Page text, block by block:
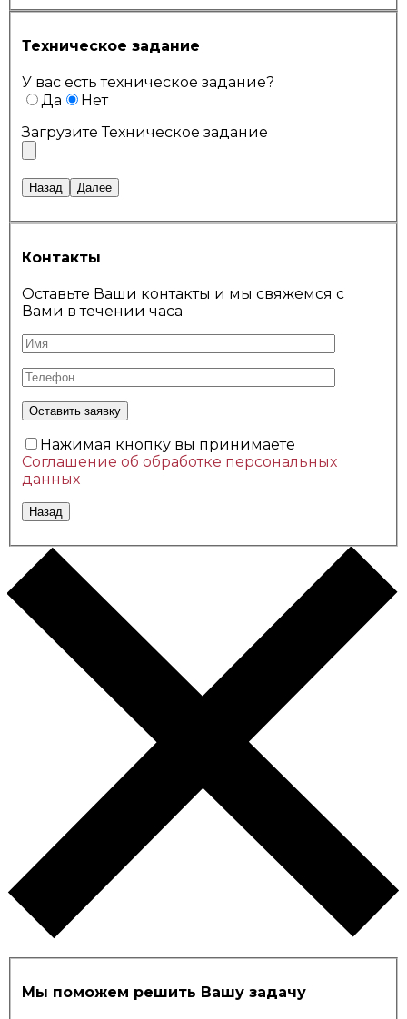
Техническое задание
У вас есть техническое задание?
Да
Нет
Загрузите Техническое задание
Назад Далее
Контакты
Оставьте Ваши контакты и мы свяжемся с
Вами в течении часа
Нажимая кнопку вы принимаете
Соглашение об обработке персональных
данных
Назад
Мы поможем решить Вашу задачу